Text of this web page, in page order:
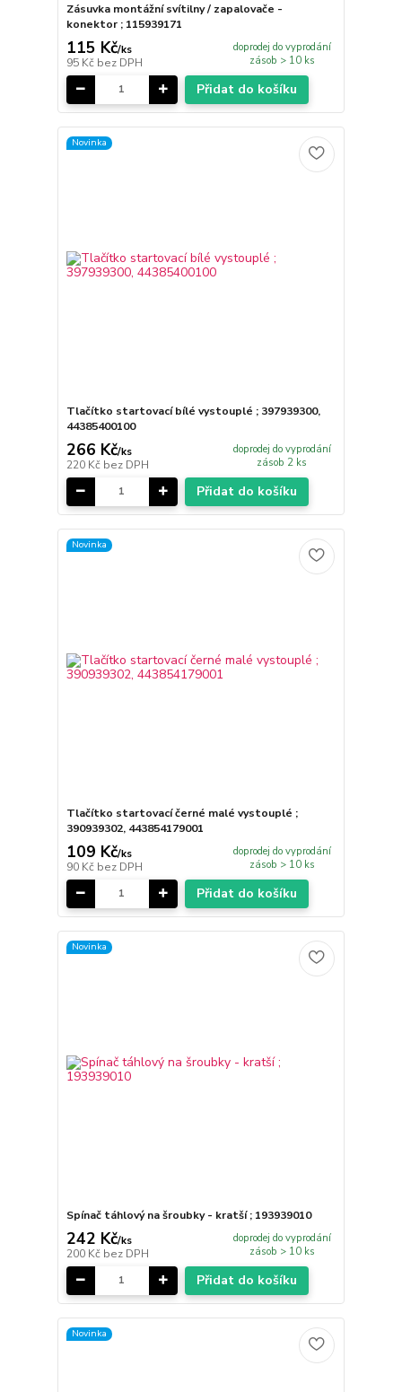
Zásuvka montážní svítilny / zapalovače -
konektor ; 115939171
115 Kč/ks
95 Kč bez DPH
doprodej do vyprodání
zásob > 10 ks
Přidat do košíku
Novinka
Tlačítko startovací bílé vystouplé ; 397939300,
44385400100
266 Kč/ks
220 Kč bez DPH
doprodej do vyprodání
zásob 2 ks
Přidat do košíku
Novinka
Tlačítko startovací černé malé vystouplé ;
390939302, 443854179001
109 Kč/ks
90 Kč bez DPH
doprodej do vyprodání
zásob > 10 ks
Přidat do košíku
Novinka
Spínač táhlový na šroubky - kratší ; 193939010
242 Kč/ks
200 Kč bez DPH
doprodej do vyprodání
zásob > 10 ks
Přidat do košíku
Novinka